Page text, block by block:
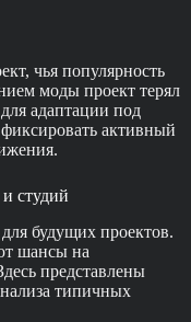
чья популярность
моды проект терял
адаптации под
активный
студий
будущих проектов.
шансы на
представлены
типичных